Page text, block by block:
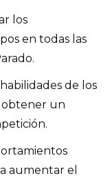
los
en todas las
de los
un
aumentar el